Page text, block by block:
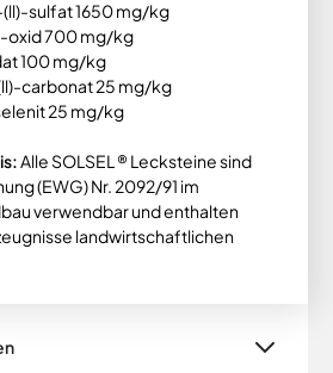
sulfat 1650 mg/kg
oxid 700 mg/kg
100 mg/kg
carbonat 25 mg/kg
25 mg/kg
Alle SOLSEL ® Lecksteine sind
(EWG) Nr. 2092/91 im
verwendbar und enthalten
landwirtschaftlichen